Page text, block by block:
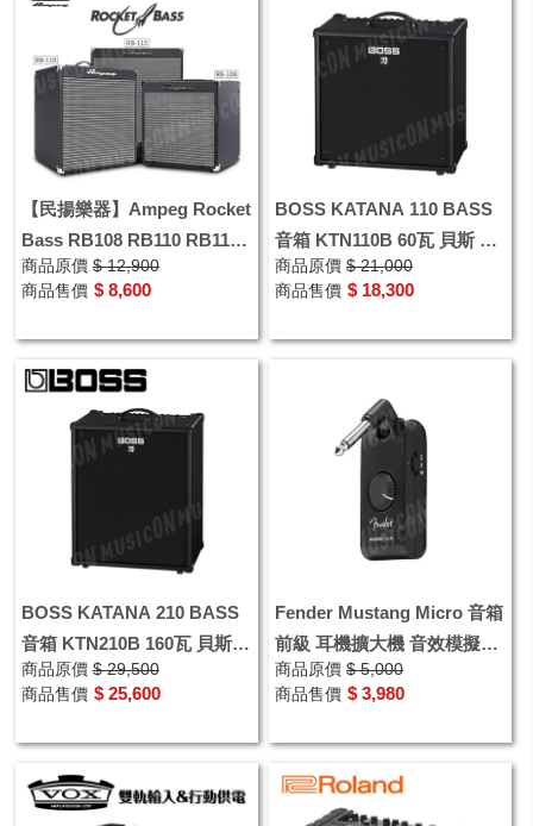
【民揚樂器】Ampeg Rocket
Bass RB108 RB110 RB115
電貝斯音箱 電貝士音箱 Bass
音箱
商品原價 $ 12,900
商品售價 $ 8,600
BOSS KATANA 110 BASS
音箱 KTN110B 60瓦 貝斯 電
貝士音箱
商品原價 $ 21,000
商品售價 $ 18,300
BOSS KATANA 210 BASS
音箱 KTN210B 160瓦 貝斯音
箱
商品原價 $ 29,500
商品售價 $ 25,600
Fender Mustang Micro 音箱
前級 耳機擴大機 音效模擬器
隨身耳機吉他音箱
商品原價 $ 5,000
商品售價 $ 3,980